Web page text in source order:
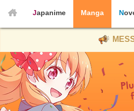
Japanime Manga